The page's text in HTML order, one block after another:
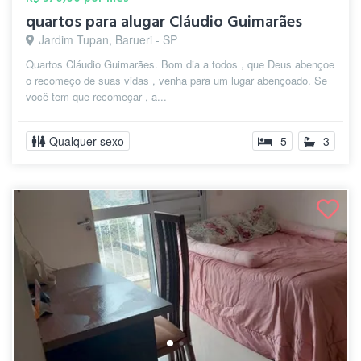
quartos para alugar Cláudio Guimarães
Jardim Tupan, Barueri - SP
Quartos Cláudio Guimarães. Bom dia a todos , que Deus abençoe
o recomeço de suas vidas , venha para um lugar abençoado. Se
você tem que recomeçar , a...
Qualquer sexo 5 3